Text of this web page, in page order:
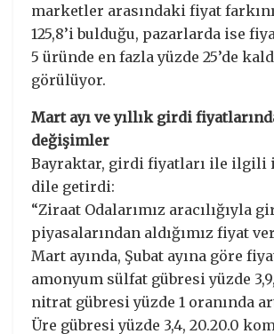
marketler arasındaki fiyat
125,8’i bulduğu, pazarlarda ise
5 üründe en fazla yüzde 25’de
görülüyor.
Mart ayı ve yıllık girdi
değişimler
Bayraktar, girdi fiyatları ile ilgili
dile getirdi:
“Ziraat Odalarımız aracılığıyla
piyasalarından aldığımız fiyat
Mart ayında, Şubat ayına göre
amonyum sülfat gübresi yüzde
nitrat gübresi yüzde 1 oranında
Üre gübresi yüzde 3,4, 20.20.0